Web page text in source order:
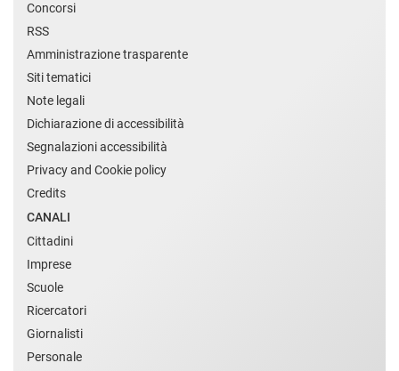
Concorsi
RSS
Amministrazione trasparente
Siti tematici
Note legali
Dichiarazione di accessibilità
Segnalazioni accessibilità
Privacy and Cookie policy
Credits
CANALI
Cittadini
Imprese
Scuole
Ricercatori
Giornalisti
Personale